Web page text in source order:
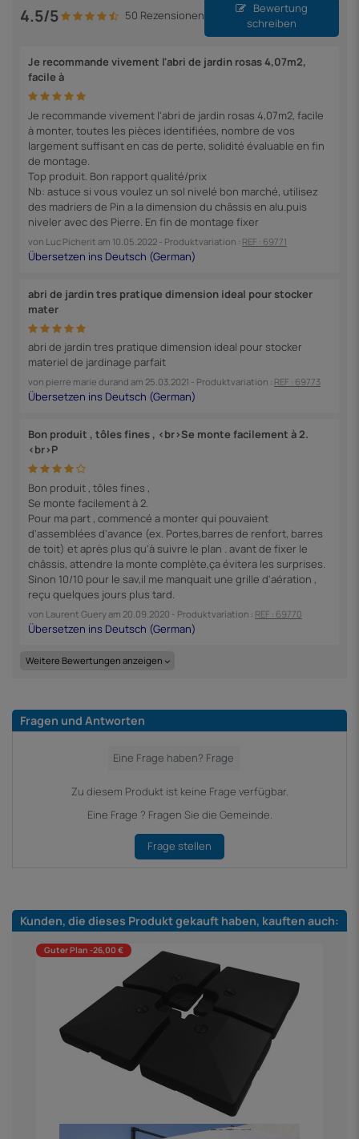
4.5/5 50 Rezensionen
Bewertung
schreiben
Je recommande vivement l'abri de jardin rosas 4,07m2,
facile à
Je recommande vivement l'abri de jardin rosas 4,07m2, facile
à monter, toutes les pièces identifiées, nombre de vos
largement suffisant en cas de perte, solidité évaluable en fin
de montage.
Top produit. Bon rapport qualité/prix
Nb: astuce si vous voulez un sol nivelé bon marché, utilisez
des madriers de Pin a la dimension du châssis en alu.puis
niveler avec des Pierre. En fin de montage fixer
von Luc Picherit am 10.05.2022 - Produktvariation : REF : 69771
abri de jardin tres pratique dimension ideal pour stocker
mater
abri de jardin tres pratique dimension ideal pour stocker
materiel de jardinage parfait
von pierre marie durand am 25.03.2021 - Produktvariation : REF : 69773
Bon produit , tôles fines , <br>Se monte facilement à 2.
<br>P
Bon produit , tôles fines ,
Se monte facilement à 2.
Pour ma part , commencé a monter qui pouvaient
d'assemblées d'avance (ex. Portes,barres de renfort, barres
de toit) et après plus qu'à suivre le plan . avant de fixer le
châssis, attendre la monte complète,ça évitera les surprises.
Sinon 10/10 pour le sav,il me manquait une grille d'aération ,
reçu quelques jours plus tard.
von Laurent Gueryam 20.09.2020 - Produktvariation : REF : 69770
Weitere Bewertungen anzeigen
Fragen und Antworten
Zu diesem Produkt ist keine Frage verfügbar.
Eine Frage ? Fragen Sie die Gemeinde.
Frage stellen
Kunden, die dieses Produkt gekauft haben, kauften auch:
Guter Plan -26,00 €